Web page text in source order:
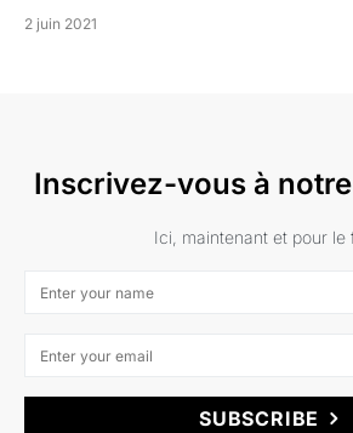
2 juin 2021
Inscrivez-vous à
Ici, maintenant et pour le
SUBSCRIBE